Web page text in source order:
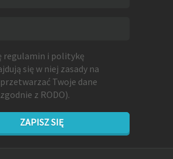
regulamin i politykę
się w niej zasady na
Twoje dane
z RODO).
ZAPISZ SIĘ